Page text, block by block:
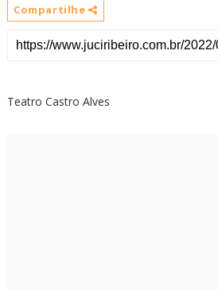
Compartilhe
Teatro Castro Alves